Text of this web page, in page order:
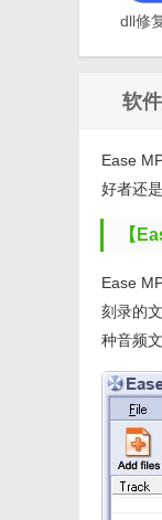
dll修
软
Ease
好者还
【
Ease
刻录的
种音频文